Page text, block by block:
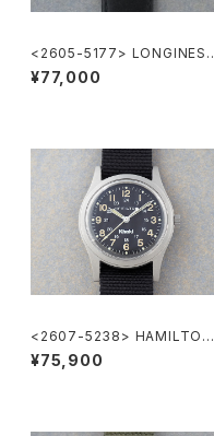
<2605-5177> LONGINES
”大正製薬”
¥77,000
<2607-5238> HAMILTON
Khaki
¥75,900